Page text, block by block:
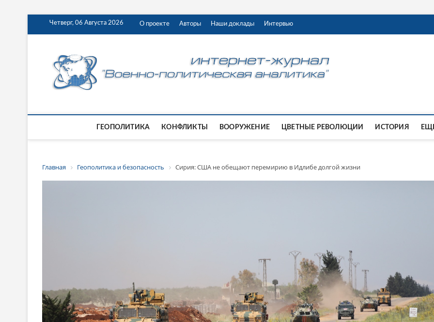
Четверг, 06 Августа 2026 О проекте Авторы Наши доклады Интервью
ГЕОПОЛИТИКА КОНФЛИКТЫ ВООРУЖЕНИЕ ЦВЕТНЫЕ РЕВОЛЮЦИИ ИСТОРИЯ
Главная Геополитика и безопасность Сирия: США не обещают перемирию в Идлибе долгой жизни